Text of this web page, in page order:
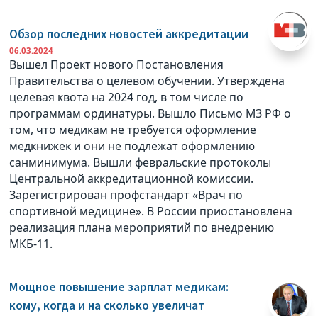
Обзор последних новостей аккредитации
06.03.2024
Вышел Проект нового Постановления
Правительства о целевом обучении. Утверждена
целевая квота на 2024 год, в том числе по
программам ординатуры. Вышло Письмо МЗ РФ о
том, что медикам не требуется оформление
медкнижек и они не подлежат оформлению
санминимума. Вышли февральские протоколы
Центральной аккредитационной комиссии.
Зарегистрирован профстандарт «Врач по
спортивной медицине». В России приостановлена
реализация плана мероприятий по внедрению
МКБ-11.
Мощное повышение зарплат медикам:
кому, когда и на сколько увеличат